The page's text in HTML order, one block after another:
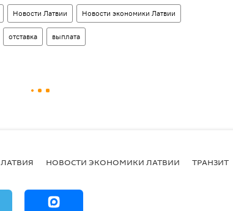
Новости Латвии Новости экономики Латвии
отставка выплата
ЛАТВИЯ НОВОСТИ ЭКОНОМИКИ ЛАТВИИ ТРАНЗИТ